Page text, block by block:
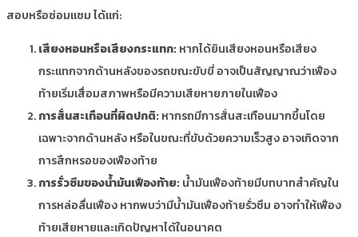
สอบหรือซ่อมแซม ได้แก่:
เสียงหอนหรือเสียงกระแทก: หากได้ยินเสียงหอนหรือเสียง
กระแทกจากด้านหลังของรถขณะขับขี่ อาจเป็นสัญญาณว่าเฟือง
ท้ายเริ่มเสื่อมสภาพหรือมีความเสียหายภายในเฟือง
การสั่นสะเทือนที่ผิดปกติ: หากรถมีการสั่นสะเทือนมากขึ้นโดย
เฉพาะจากด้านหลัง หรือในขณะที่ขับด้วยความเร็วสูง อาจเกิดจาก
การสึกหรอของเฟืองท้าย
การรั่วซึมของน้ำมันเฟืองท้าย: น้ำมันเฟืองท้ายมีบทบาทสำคัญใน
การหล่อลื่นเฟือง หากพบว่ามีน้ำมันเฟืองท้ายรั่วซึม อาจทำให้เฟือง
ท้ายเสียหายและเกิดปัญหาได้ในอนาคต